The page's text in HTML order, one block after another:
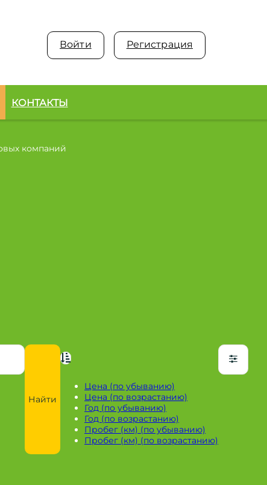
Войти Регистрация
КОНТАКТЫ
Найти
Цена (по убыванию)
Цена (по возрастанию)
Год (по убыванию)
Год (по возрастанию)
Пробег (км) (по убыванию)
Пробег (км) (по возрастанию)